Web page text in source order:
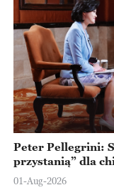
Peter Pellegrini:
przystanią” dla
Europejskiej
01-Aug-2026